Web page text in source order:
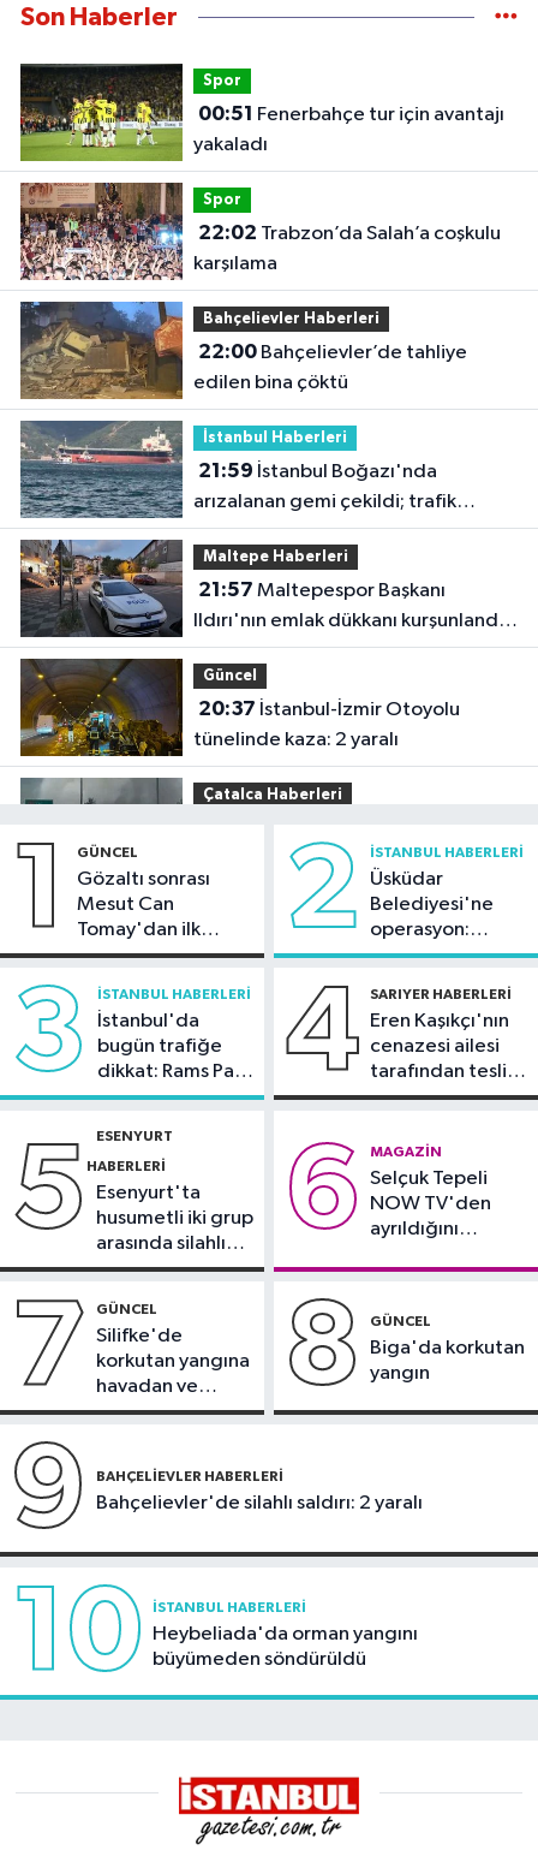
Son Haberler
Spor
00:51
yakaladı
Spor
22:02
karşılama
Bahçelievler Haberleri
22:00Bahçelievler’de tahliye
edilen bina çöktü
İstanbul Haberleri
21:59
arızalanan gemi çekildi; trafik
yeniden açıldı
Maltepe Haberleri
21:57
Ildırı'nın emlak dükkanı kurşunlandı:
1 yaralı
Güncel
20:37
tünelinde kaza: 2 yaralı
Çatalca Haberleri
dorsesi yandı; alevler tarım arazisine
sıçradı
güçlendirecek"
20:28
Ünal, yarı finalde
için geri sayım başladı
1 GÜNCEL
Gözaltı sonrası
Mesut Can
Tomay'dan ilk
açıklama
2 İSTANBUL HABERLERI
Üsküdar
Belediyesi'ne
operasyon:
Sinem Dedetaş'a
3 İSTANBUL HABERLERI
İstanbul'da
bugün trafiğe
dikkat: Rams Park
çevresinde bazı
4 SARIYER HABERLERI
Eren Kaşıkçı'nın
cenazesi ailesi
tarafından teslim
alındı
5 ESENYURT
HABERLERI
Esenyurt'ta
husumetli iki grup
arasında silahlı
kavga
6 MAGAZIN
Selçuk Tepeli
NOW TV'den
ayrıldığını
7 GÜNCEL
Silifke'de
korkutan yangına
havadan ve
karadan
8 GÜNCEL
Biga'da korkutan
yangın
9 BAHÇELIEVLER HABERLERI
Bahçelievler'de silahlı saldırı: 2 yaralı
10 İSTANBUL HABERLERI
Heybeliada'da orman yangını
büyümeden söndürüldü